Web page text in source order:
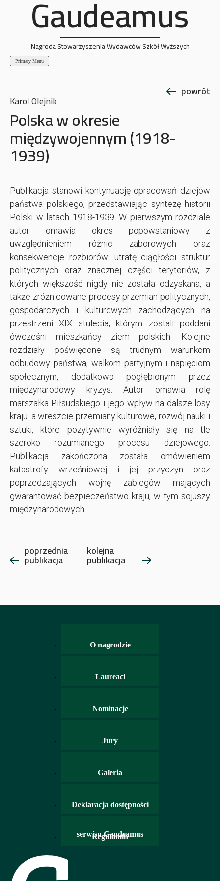
Gaudeamus
Nagroda Stowarzyszenia Wydawców Szkół Wyższych
Primary Menu
powrót
Karol Olejnik
Polska w okresie
międzywojennym (1918-
1939)
Publikacja stanowi kontynuację opracowań dziejów
państwa polskiego, przedstawiając syntezę historii
Polski w latach 1918-1939. W pierwszym rozdziale
autor omawia okres popowstaniowy z
uwzględnieniem różnic zaborowych oraz
konsekwencje rozbiorów: utratę ciągłości struktur
politycznych oraz znacznej części terytoriów, z
których większość nigdy nie została odzyskana, a
także zróżnicowane procesy przemian politycznych,
gospodarczych i kulturowych zachodzących na
przestrzeni XIX stulecia, którym zostali poddani
ówcześni mieszkańcy ziem polskich. Kolejne
rozdziały poświęcone są trudnym warunkom
odbudowy państwa, walkom partyjnym i napięciom
społecznym, dodatkowo pogłębionym przez
międzynarodowy kryzys. Autor omawia rolę
marszałka Piłsudskiego i jego wpływ na dalsze losy
kraju, a wreszcie przemiany kulturowe, rozwój nauki i
sztuki, które pozytywnie wyróżniały się na tle
szeroko rozumianego procesu dziejowego.
Publikacja zakończona została omówieniem
katastrofy wrześniowej i jej przyczyn oraz
poprzedzających wojnę zabiegów mających
gwarantować bezpieczeństwo kraju, w tym sojuszy
międzynarodowych.
poprzednia
publikacja
kolejna
publikacja
O nagrodzie
Laureaci
Nominacje
Jury
Galeria
Deklaracja dostępności
serwisu Gaudeamus
Regulamin